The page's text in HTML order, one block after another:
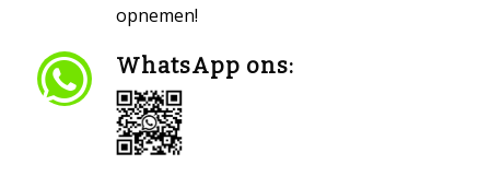
opnemen!
WhatsApp ons: